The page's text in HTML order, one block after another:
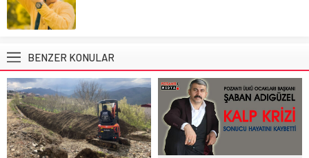
BENZER KONULAR